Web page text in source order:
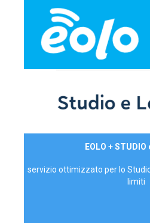
EOLO + STUDIO
servizio ottimizzato per lo
limiti